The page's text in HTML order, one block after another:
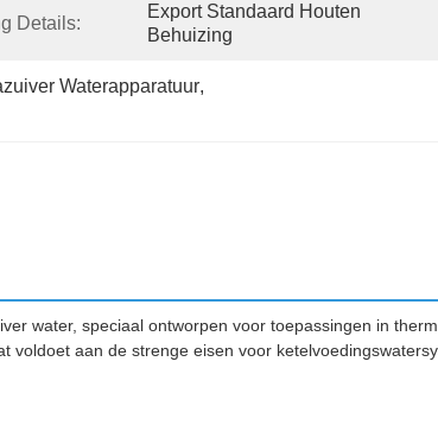
Details:
Export Standaard Houten
Behuizing
Waterapparatuur,
water, speciaal ontworpen voor toepassingen in
aan de strenge eisen voor